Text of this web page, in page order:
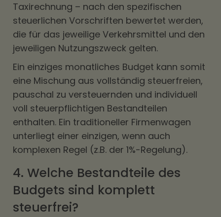
Taxirechnung – nach den spezifischen
steuerlichen Vorschriften bewertet werden,
die für das jeweilige Verkehrsmittel und den
jeweiligen Nutzungszweck gelten.
Ein einziges monatliches Budget kann somit
eine Mischung aus vollständig steuerfreien,
pauschal zu versteuernden und individuell
voll steuerpflichtigen Bestandteilen
enthalten. Ein traditioneller Firmenwagen
unterliegt einer einzigen, wenn auch
komplexen Regel (z.B. der 1%-Regelung).
4. Welche Bestandteile des
Budgets sind komplett
steuerfrei?